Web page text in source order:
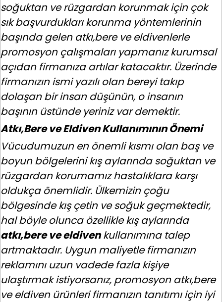
soğuktan ve rüzgardan korunmak için çok
sık başvurdukları korunma yöntemlerinin
başında gelen atkı,bere ve eldivenlerle
promosyon çalışmaları yapmanız kurumsal
açıdan firmanıza artılar katacaktır. Üzerinde
firmanızın ismi yazılı olan bereyi takıp
dolaşan bir insan düşünün, o insanın
başının üstünde yeriniz var demektir.
Atkı,Bere ve Eldiven Kullanımının Önemi
Vücudumuzun en önemli kısmı olan baş ve
boyun bölgelerini kış aylarında soğuktan ve
rüzgardan korumamız hastalıklara karşı
oldukça önemlidir. Ülkemizin çoğu
bölgesinde kış çetin ve soğuk geçmektedir,
hal böyle olunca özellikle kış aylarında
atkı,bere ve eldivenkullanımına talep
artmaktadır. Uygun maliyetle firmanızın
reklamını uzun vadede fazla kişiye
ulaştırmak istiyorsanız, promosyon atkı,bere
ve eldiven ürünleri firmanızın tanıtımı için iyi